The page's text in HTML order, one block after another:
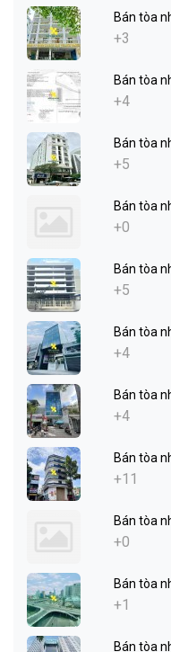
Bán tòa
+3
Bán tòa
+4
Bán tòa
+5
Bán tòa
+0
Bán tòa
+5
Bán tòa
+4
Bán tòa
+4
Bán tòa
+11
Bán tòa
+0
Bán tòa
+1
Bán tòa